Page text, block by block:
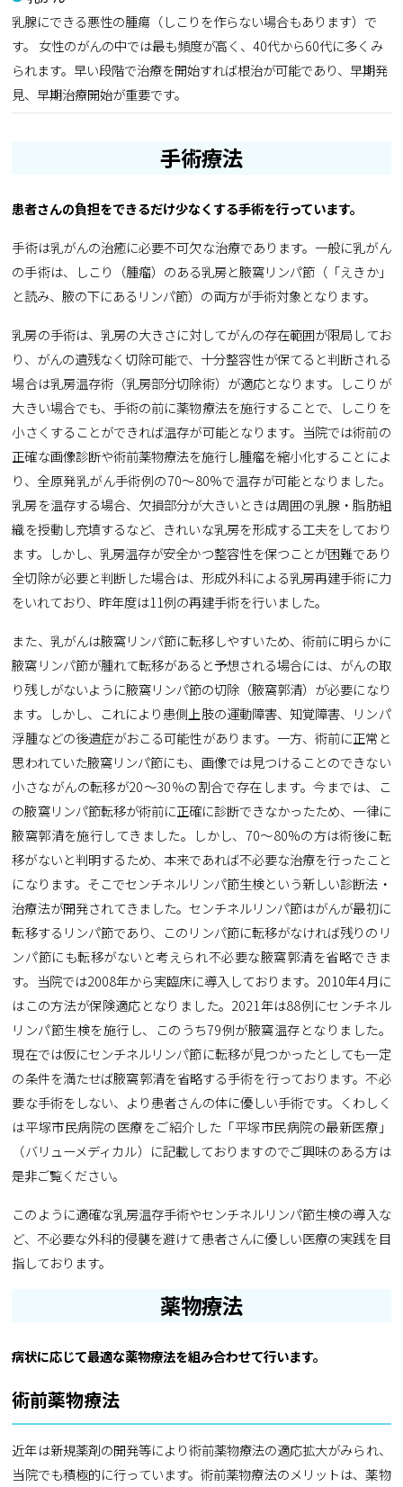
乳腺にできる悪性の腫瘍（しこりを作らない場合もあります）で
す。 女性のがんの中では最も頻度が高く、40代から60代に多くみ
られます。早い段階で治療を開始すれば根治が可能であり、早期発
見、早期治療開始が重要です。
手術療法
患者さんの負担をできるだけ少なくする手術を行っています。
手術は乳がんの治癒に必要不可欠な治療であります。一般に乳がん
の手術は、しこり（腫瘤）のある乳房と腋窩リンパ節（「えきか」
と読み、腋の下にあるリンパ節）の両方が手術対象となります。
乳房の手術は、乳房の大きさに対してがんの存在範囲が限局してお
り、がんの遺残なく切除可能で、十分整容性が保てると判断される
場合は乳房温存術（乳房部分切除術）が適応となります。しこりが
大きい場合でも、手術の前に薬物療法を施行することで、しこりを
小さくすることができれば温存が可能となります。当院では術前の
正確な画像診断や術前薬物療法を施行し腫瘤を縮小化することによ
り、全原発乳がん手術例の70～80%で温存が可能となりました。
乳房を温存する場合、欠損部分が大きいときは周囲の乳腺・脂肪組
織を授動し充填するなど、きれいな乳房を形成する工夫をしており
ます。しかし、乳房温存が安全かつ整容性を保つことが困難であり
全切除が必要と判断した場合は、形成外科による乳房再建手術に力
をいれており、昨年度は11例の再建手術を行いました。
また、乳がんは腋窩リンパ節に転移しやすいため、術前に明らかに
腋窩リンパ節が腫れて転移があると予想される場合には、がんの取
り残しがないように腋窩リンパ節の切除（腋窩郭清）が必要になり
ます。しかし、これにより患側上肢の運動障害、知覚障害、リンパ
浮腫などの後遺症がおこる可能性があります。一方、術前に正常と
思われていた腋窩リンパ節にも、画像では見つけることのできない
小さながんの転移が20～30％の割合で存在します。今までは、こ
の腋窩リンパ節転移が術前に正確に診断できなかったため、一律に
腋窩郭清を施行してきました。しかし、70～80%の方は術後に転
移がないと判明するため、本来であれば不必要な治療を行ったこと
になります。そこでセンチネルリンパ節生検という新しい診断法・
治療法が開発されてきました。センチネルリンパ節はがんが最初に
転移するリンパ節であり、このリンパ節に転移がなければ残りのリ
ンパ節にも転移がないと考えられ不必要な腋窩郭清を省略できま
す。当院では2008年から実臨床に導入しております。2010年4月に
はこの方法が保険適応となりました。2021年は88例にセンチネル
リンパ節生検を施行し、このうち79例が腋窩温存となりました。
現在では仮にセンチネルリンパ節に転移が見つかったとしても一定
の条件を満たせば腋窩郭清を省略する手術を行っております。不必
要な手術をしない、より患者さんの体に優しい手術です。くわしく
は平塚市民病院の医療をご紹介した「平塚市民病院の最新医療」
（バリューメディカル）に記載しておりますのでご興味のある方は
是非ご覧ください。
このように適確な乳房温存手術やセンチネルリンパ節生検の導入な
ど、不必要な外科的侵襲を避けて患者さんに優しい医療の実践を目
指しております。
薬物療法
病状に応じて最適な薬物療法を組み合わせて行います。
術前薬物療法
近年は新規薬剤の開発等により術前薬物療法の適応拡大がみられ、
当院でも積極的に行っています。術前薬物療法のメリットは、薬物